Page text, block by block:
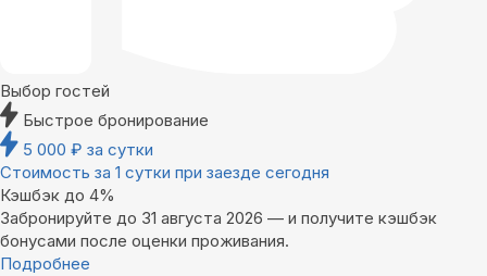
Выбор гостей
Быстрое бронирование
5 000 ₽ за сутки
Стоимость за 1 сутки при заезде сегодня
Кэшбэк до 4%
Забронируйте до 31 августа 2026 — и получите кэшбэк
бонусами после оценки проживания.
Подробнее